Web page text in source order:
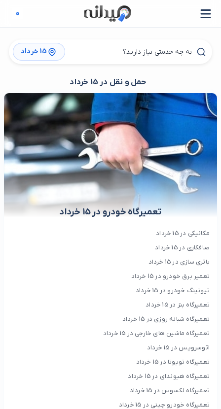
15 خرداد
حمل و نقل در 15 خرداد
تعمیرگاه خودرو در 15 خرداد
مکانیکی در 15 خرداد
صافکاری در 15 خرداد
باتری سازی در 15 خرداد
تعمیر برق خودرو در 15 خرداد
تیونینگ خودرو در 15 خرداد
تعمیرگاه بنز در 15 خرداد
تعمیرگاه شبانه روزی در 15 خرداد
تعمیرگاه ماشین های خارجی در 15 خرداد
اتوسرویس در 15 خرداد
تعمیرگاه تویوتا در 15 خرداد
تعمیرگاه هیوندای در 15 خرداد
تعمیرگاه لکسوس در 15 خرداد
تعمیرگاه خودرو چینی در 15 خرداد